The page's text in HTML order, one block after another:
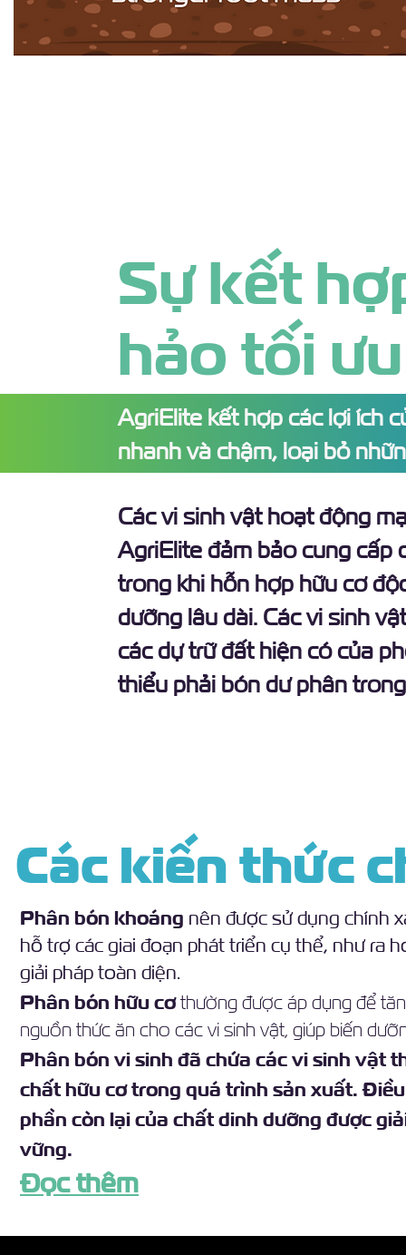
Sự kết
hảo tối ưu
AgriElite kết hợp các lợi ích
nhanh và chậm, loại bỏ
Các vi sinh vật hoạt động
AgriElite đảm bảo cung cấp
trong khi hỗn hợp hữu cơ
dưỡng lâu dài. Các vi sinh
các dự trữ đất hiện có của
thiểu phải bón dư phân
Các kiến thức
Phân bón khoáng nên được sử dụng chính
hỗ trợ các giai đoạn phát triển cụ thể, như ra
giải pháp toàn diện.
Phân bón hữu cơthường được áp dụng để
nguồn thức ăn cho các vi sinh vật, giúp biến
Phân bón vi sinh đã chứa các vi sinh vật
chất hữu cơ trong quá trình sản xuất.
phần còn lại của chất dinh dưỡng được
vững.
Đọc thêm